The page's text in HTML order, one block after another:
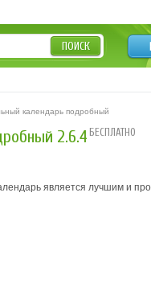
ПОИСК
календарь подробный
2.6.4 БЕСПЛАТНО
является лучшим и